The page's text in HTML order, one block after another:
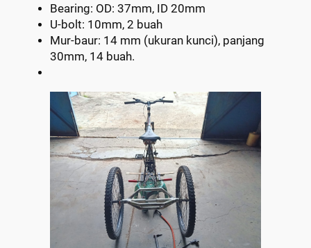
Bearing: OD: 37mm, ID 20mm
U-bolt: 10mm, 2 buah
Mur-baur: 14 mm (ukuran kunci), panjang
30mm, 14 buah.